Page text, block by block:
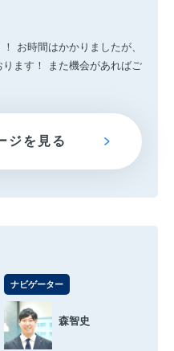
お時間はかかりましたが、
ます！ また機会があればご
ジを見る
ナビゲーター
森智史